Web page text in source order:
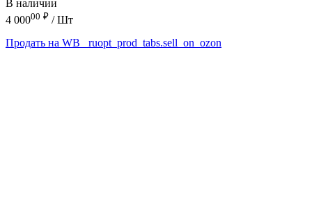
В наличии
4 00000 ₽ / Шт
Продать на WB
_ruopt_prod_tabs.sell_on_ozon